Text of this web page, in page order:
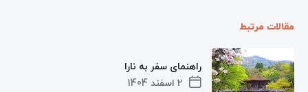
مقالات مرتبط
2 اسفند 1404
راهنمای سفر به نارا